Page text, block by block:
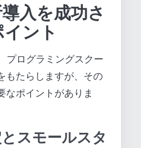
入を成功さ
ント
プログラミングスクー
もたらしますが、その
なポイントがありま
スモールスタ